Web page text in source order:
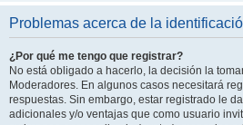
Problemas acerca de la
¿Por qué me tengo que registrar?
No está obligado a hacerlo, la decisión la
Moderadores. En algunos casos necesitará
respuestas. Sin embargo, estar registrado le
adicionales y/o ventajas que como usuario